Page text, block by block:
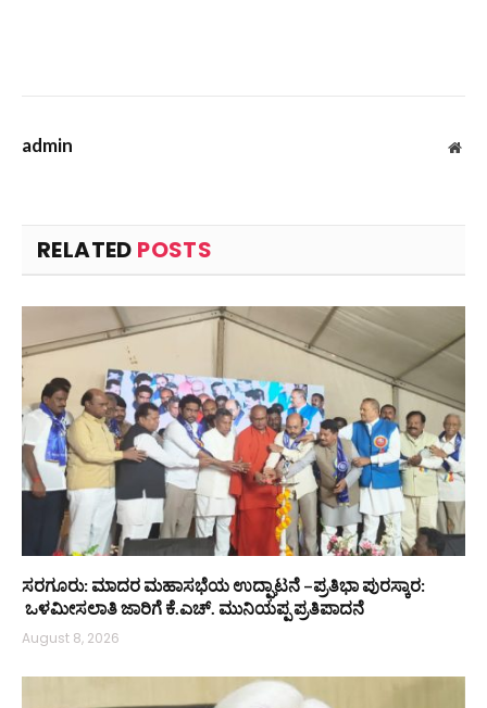
admin
RELATED POSTS
ಸರಗೂರು: ಮಾದರ ಮಹಾಸಭೆಯ ಉದ್ಘಾಟನೆ –ಪ್ರತಿಭಾ ಪುರಸ್ಕಾರ:
ಒಳಮೀಸಲಾತಿ ಜಾರಿಗೆ ಕೆ.ಎಚ್. ಮುನಿಯಪ್ಪ ಪ್ರತಿಪಾದನೆ
August 8, 2026